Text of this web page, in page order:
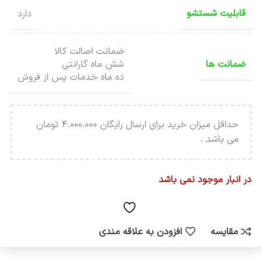
قابلیت شستشو دارد
ضمانت ها
ضمانت اصالت کالا
شش ماه گارانتی
ده ماه خدمات پس از فروش
حداقل میزان خرید برای ارسال رایگان 4.000.000 تومان
می باشد .
در انبار موجود نمی باشد
مقایسه افزودن به علاقه مندی